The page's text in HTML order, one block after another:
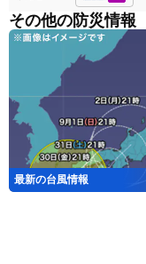
その他の防災情報
最新の台風情報